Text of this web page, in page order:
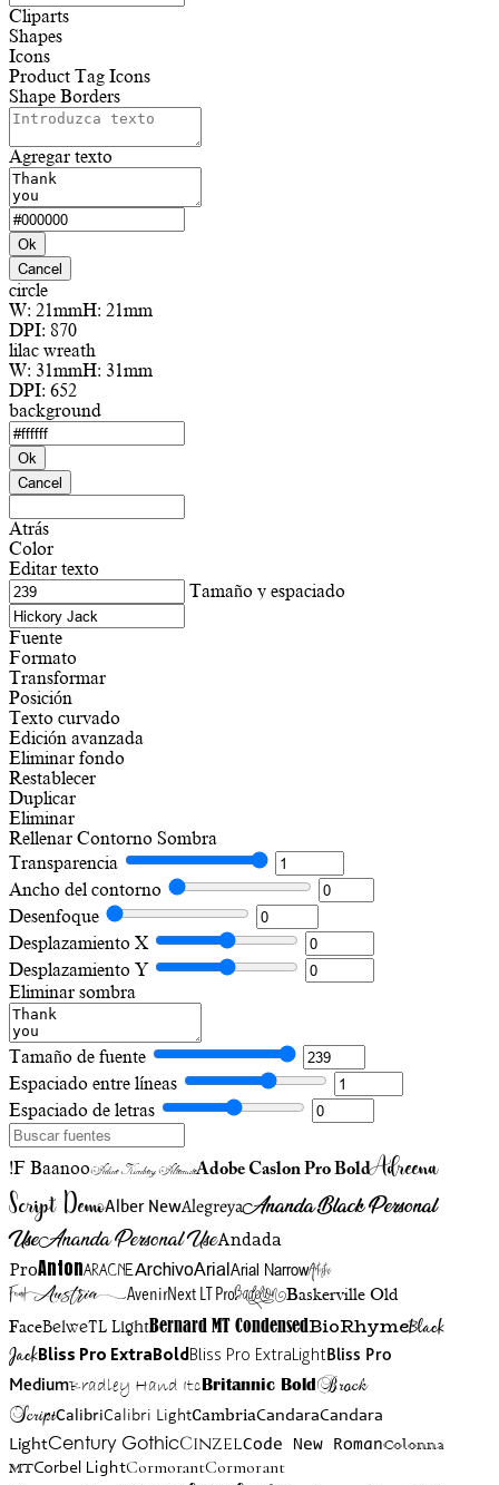
Cliparts
Shapes
Icons
Product Tag Icons
Shape Borders
Agregar texto
Ok
Cancel
circle
W: 21mmH: 21mm
DPI: 870
lilac wreath
W: 31mmH: 31mm
DPI: 652
background
Ok
Cancel
Atrás
Color
Editar texto
Tamaño y espaciado
Fuente
Formato
Transformar
Posición
Texto curvado
Edición avanzada
Eliminar fondo
Restablecer
Duplicar
Eliminar
Rellenar Contorno Sombra
Transparencia
Ancho del contorno
Desenfoque
Desplazamiento X
Desplazamiento Y
Eliminar sombra
Tamaño de fuente
Espaciado entre líneas
Espaciado de letras
!F BaanooAdine Kirnberg AlternateAdobe Caslon Pro BoldAdreena
Script DemoAlber NewAlegreyaAnanda Black Personal
UseAnanda Personal UseAndada
ProAntonAracneArchivoArialArial NarrowArtistic
FriendAustriaAvenirNext LT ProBadelionBaskerville Old
FaceBelweTL LightBernard MT CondensedBioRhymeBlack
JackBliss Pro ExtraBoldBliss Pro ExtraLightBliss Pro
MediumBradley Hand ItcBritannic BoldBrock
ScriptCalibriCalibri LightCambriaCandaraCandara
LightCentury GothicCinzelCode New RomanColonna
MTCorbel LightCormorantCormorant